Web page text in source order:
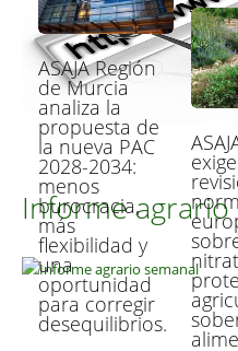
Informe agrario
ASAJA Región
de Murcia
analiza la
propuesta de
la nueva PAC
2028-2034:
menos
burocracia,
más
flexibilidad y
una
oportunidad
para corregir
desequilibrios.